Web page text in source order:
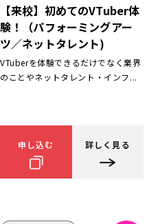
【来校】初めてのVTuber体
験！（パフォーミングアー
ツ／ネットタレント)
VTuberを体験できるだけでなく業界
のことやネットタレント・インフ...
申し込む 詳しく見る